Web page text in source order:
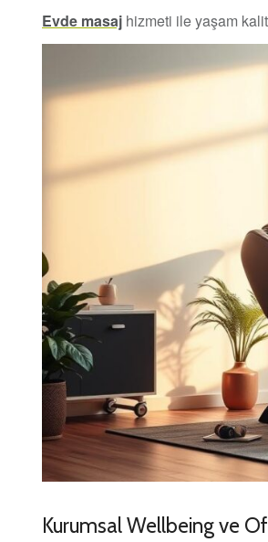
Evde masaj hizmeti ile yaşam
Kurumsal Wellbeing ve